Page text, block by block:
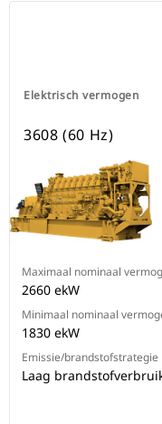
Elektrisch vermogen
3608 (60 Hz)
Maximaal nominaal
2660 ekW
Minimaal nominaal
1830 ekW
Emissie/brandstofstrategie
Laag